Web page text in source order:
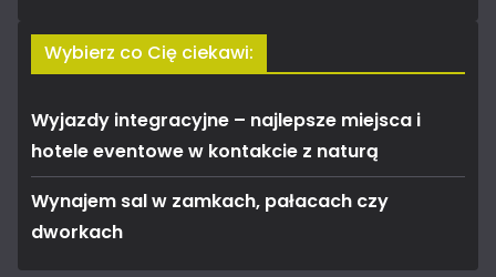
Wybierz co Cię ciekawi:
Wyjazdy integracyjne – najlepsze miejsca i
hotele eventowe w kontakcie z naturą
Wynajem sal w zamkach, pałacach czy
dworkach